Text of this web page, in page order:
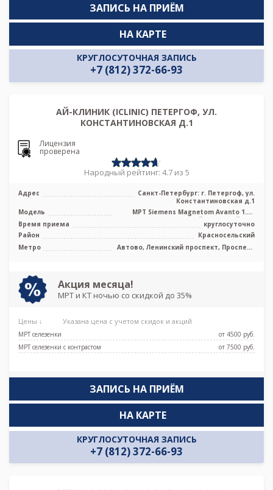
ЗАПИСЬ НА ПРИЁМ
КРУГЛОСУТОЧНАЯ ЗАПИСЬ
+7 (812) 372-66-93
НА КАРТЕ
АЙ-КЛИНИК (ICLINIC) ПЕТЕРГОФ, УЛ.
КОНСТАНТИНОВСКАЯ Д.1
Лицензия
проверена
Народный рейтинг: 4.7 из 5
Адрес
Санкт-Петербург: г. Петергоф, ул.
Константиновская д.1
Модель
МРТ Siemens Magnetom Avanto 1.5T
высокопольный закрытый тип
Время приема
круглосуточно
Район
Красносельский
Метро
Автово, Ленинский проспект, Проспект
Акция месяца!
МРТ и КТ ночью со скидкой до 35%
Цены ↓ Указана цена с учетом скидок и акций
МРТ селезенки
от 4500 pуб.
МРТ селезенки с контрастом
от 7500 pуб.
ЗАПИСЬ НА ПРИЁМ
КРУГЛОСУТОЧНАЯ ЗАПИСЬ
+7 (812) 372-66-93
НА КАРТЕ